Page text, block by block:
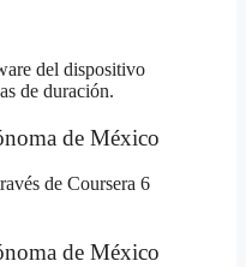
del dispositivo
de duración.
de México
de Coursera 6
de México